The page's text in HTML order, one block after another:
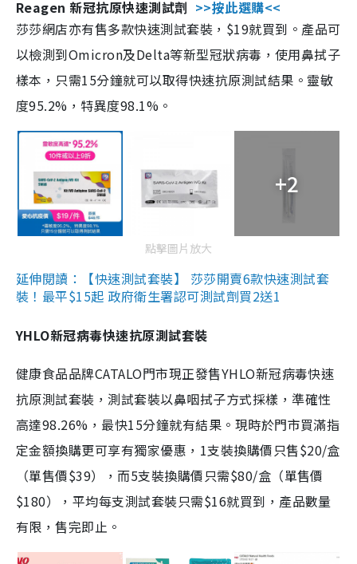
Reagen 新冠抗原快速測試劑 >>按此選購<<
莎莎網店亦有售多款快速測試套裝，$19就買到。產品可
以檢測到Omicron及Delta等新型冠狀病毒，使用鼻拭子
樣本，只需15分鐘就可以取得快速抗原測試結果。靈敏
度95.2%，特異度98.1%。
+2
點擊圖片放大
延伸閱讀：【快速測試套裝】 莎莎開賣6款快速測試套
裝！最平$15起 政府衛生署認可測試劑買2送1
YHLO新冠病毒快速抗原測試套裝
健康食品品牌CATALO門市現正發售YHLO新冠病毒快速
抗原測試套裝，測試套裝以鼻咽拭子方式採樣，準確性
高達98.26%，最快15分鐘就有結果。現時於門市買滿指
定金額換購更可享有獨家優惠，1支裝換購價只售$20/盒
（單售價$39），而5支裝換購價只需$80/盒（單售價
$180），平均每支測試套裝只需$16就買到，產品數量
有限，售完即止。